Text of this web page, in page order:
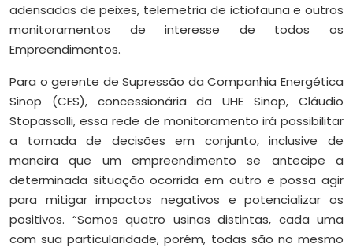
adensadas de peixes, telemetria de ictiofauna e outros
monitoramentos de interesse de todos os
Empreendimentos.
Para o gerente de Supressão da Companhia Energética
Sinop (CES), concessionária da UHE Sinop, Cláudio
Stopassolli, essa rede de monitoramento irá possibilitar
a tomada de decisões em conjunto, inclusive de
maneira que um empreendimento se antecipe a
determinada situação ocorrida em outro e possa agir
para mitigar impactos negativos e potencializar os
positivos. “Somos quatro usinas distintas, cada uma
com sua particularidade, porém, todas são no mesmo